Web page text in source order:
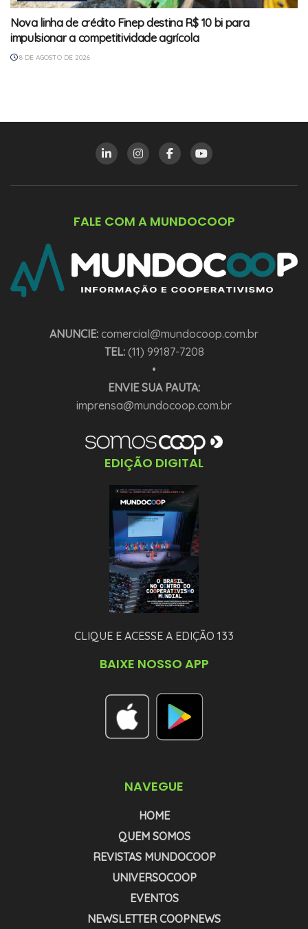
Nova linha de crédito Finep destina R$ 10 bi para
impulsionar a competitividade agrícola
8 DE AGOSTO DE 2026
FALE COM A MUNDOCOOP
ANUNCIE: comercial@mundocoop.com.br
TEL:(11) 99187-7208
•
ENVIE SUA PAUTA:
imprensa@mundocoop.com.br
EDIÇÃO DIGITAL
CLIQUE E ACESSE A EDIÇÃO 133
BAIXE NOSSO APP
NAVEGUE
HOME
QUEM SOMOS
REVISTAS MUNDOCOOP
UNIVERSOCOOP
EVENTOS
NEWSLETTER COOPNEWS